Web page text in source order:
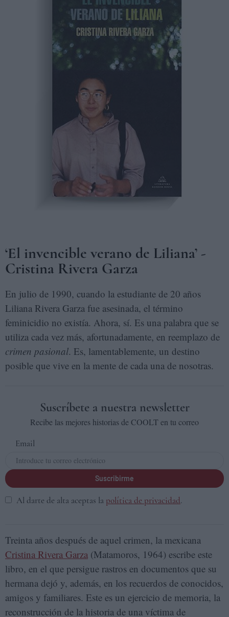
‘El invencible verano de Liliana’ -
Cristina Rivera Garza
En julio de 1990, cuando la estudiante de 20 años
Liliana Rivera Garza fue asesinada, el término
feminicidio no existía. Ahora, sí. Es una palabra que se
utiliza cada vez más, afortunadamente, en reemplazo de
crimen pasional. Es, lamentablemente, un destino
posible que vive en la mente de cada una de nosotras.
Suscríbete a nuestra newsletter
Recibe las mejores historias de COOLT en tu correo
Email
Suscribirme
Al darte de alta aceptas la política de privacidad.
Treinta años después de aquel crimen, la mexicana
Cristina Rivera Garza (Matamoros, 1964) escribe este
libro, en el que persigue rastros en documentos que su
hermana dejó y, además, en los recuerdos de conocidos,
amigos y familiares. Este es un ejercicio de memoria, la
reconstrucción de la historia de una víctima de